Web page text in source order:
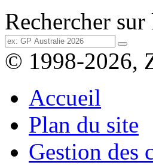
Rechercher sur
© 1998-2026,
Accueil
Plan du site
Gestion des